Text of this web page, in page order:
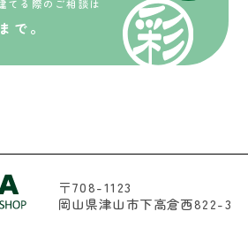
てる際のご相談は
で。
〒708-1123
岡山県津山市下高倉西822-3